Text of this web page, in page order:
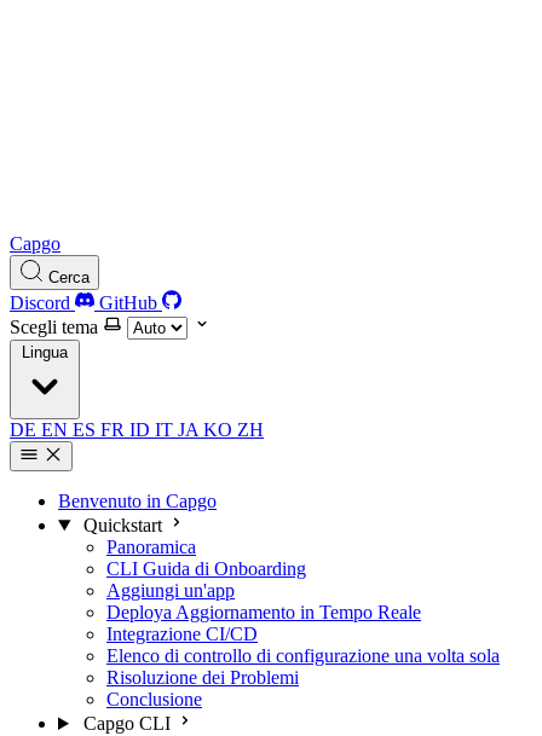
Capgo
Cerca
Discord
GitHub
Scegli tema
Lingua
DE EN ES FR ID IT JA KO ZH
Benvenuto in Capgo
Quickstart
Panoramica
CLI Guida di Onboarding
Aggiungi un'app
Deploya Aggiornamento in Tempo Reale
Integrazione CI/CD
Elenco di controllo di configurazione una volta sola
Risoluzione dei Problemi
Conclusione
Capgo CLI